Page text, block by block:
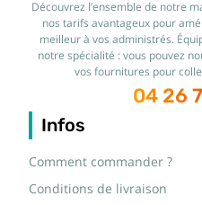
Découvrez l’ensemble de notre
nos tarifs avantageux pour
meilleur à vos administrés.
notre spécialité : vous pouvez
vos fournitures pour
04 26
Infos
Comment commander ?
Conditions de livraison